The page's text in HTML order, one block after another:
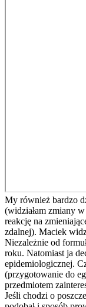
My również bardzo
(widziałam zmiany
reakcję na
zdalnej). Maciek
Niezależnie od
roku. Natomiast ja
epidemiologicznej.
(przygotowanie do
przedmiotem
Jeśli chodzi o